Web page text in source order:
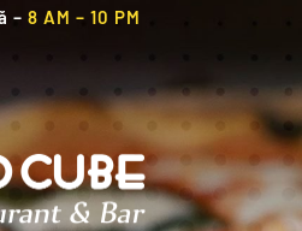
– 8 AM – 10 PM